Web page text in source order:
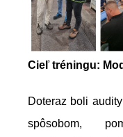
Cieľ tréningu:
Doteraz boli
spôsobom,